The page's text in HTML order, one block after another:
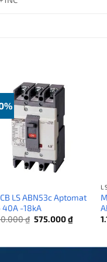
LS ABN53c Aptomat
40A -18kA
₫ Giá
575.000₫Giá